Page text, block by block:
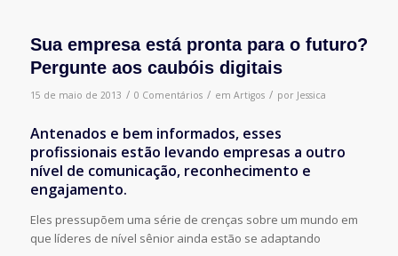
Sua empresa está pronta para o futuro?
Pergunte aos caubóis digitais
15 de maio de 2013 / 0 Comentários / em Artigos / por Jessica
Antenados e bem informados, esses
profissionais estão levando empresas a outro
nível de comunicação, reconhecimento e
engajamento.
Eles pressupõem uma série de crenças sobre um mundo em
que líderes de nível sênior ainda estão se adaptando